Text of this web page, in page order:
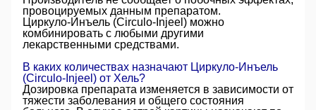
провоцируемых данным препаратом.
Циркуло-Инъель (Circulo-Injeel) можно
комбинировать с любыми другими
лекарственными средствами.
В каких количествах назначают Циркуло-Инъель
(Circulo-Injeel) от Хель?
Дозировка препарата изменяется в зависимости от
тяжести заболевания и общего состояния